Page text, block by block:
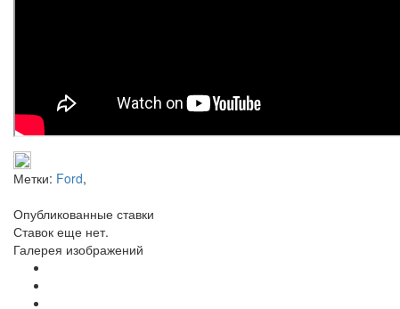
Метки: Ford,
Опубликованные ставки
Ставок еще нет.
Галерея изображений